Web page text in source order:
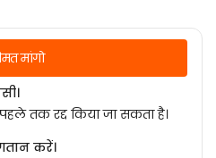
मांगो
तक रद्द किया जा सकता है।
करें।